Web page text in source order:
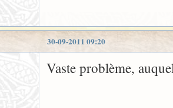
30-09-2011 09:20
Vaste problème,